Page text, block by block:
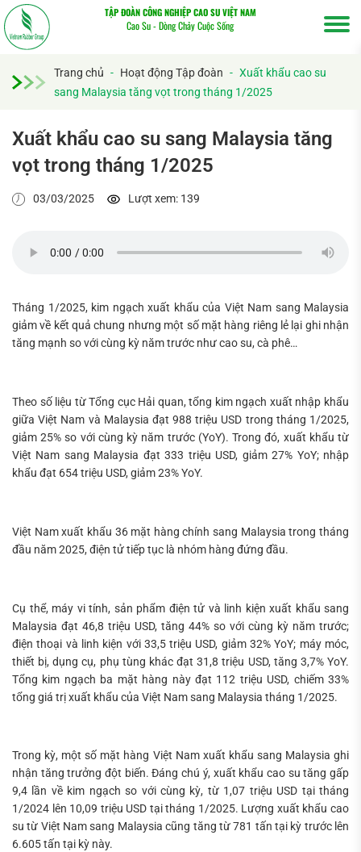
TẬP ĐOÀN CÔNG NGHIỆP CAO SU VIỆT NAM
Cao Su - Dòng Chảy Cuộc Sống
Trang chủ - Hoạt động Tập đoàn - Xuất khẩu cao su
sang Malaysia tăng vọt trong tháng 1/2025
Xuất khẩu cao su sang Malaysia tăng
vọt trong tháng 1/2025
03/03/2025 Lượt xem: 139
Tháng 1/2025, kim ngạch xuất khẩu của Việt Nam sang Malaysia
giảm về kết quả chung nhưng một số mặt hàng riêng lẻ lại ghi nhận
tăng mạnh so với cùng kỳ năm trước như cao su, cà phê…
Theo số liệu từ Tổng cục Hải quan, tổng kim ngạch xuất nhập khẩu
giữa Việt Nam và Malaysia đạt 988 triệu USD trong tháng 1/2025,
giảm 25% so với cùng kỳ năm trước (YoY). Trong đó, xuất khẩu từ
Việt Nam sang Malaysia đạt 333 triệu USD, giảm 27% YoY; nhập
khẩu đạt 654 triệu USD, giảm 23% YoY.
Việt Nam xuất khẩu 36 mặt hàng chính sang Malaysia trong tháng
đầu năm 2025, điện tử tiếp tục là nhóm hàng đứng đầu.
Cụ thể, máy vi tính, sản phẩm điện tử và linh kiện xuất khẩu sang
Malaysia đạt 46,8 triệu USD, tăng 44% so với cùng kỳ năm trước;
điện thoại và linh kiện với 33,5 triệu USD, giảm 32% YoY; máy móc,
thiết bị, dụng cụ, phụ tùng khác đạt 31,8 triệu USD, tăng 3,7% YoY.
Tổng kim ngạch ba mặt hàng này đạt 112 triệu USD, chiếm 33%
tổng giá trị xuất khẩu của Việt Nam sang Malaysia tháng 1/2025.
Trong kỳ, một số mặt hàng Việt Nam xuất khẩu sang Malaysia ghi
nhận tăng trưởng đột biến. Đáng chú ý, xuất khẩu cao su tăng gấp
9,4 lần về kim ngạch so với cùng kỳ, từ 1,07 triệu USD tại tháng
1/2024 lên 10,09 triệu USD tại tháng 1/2025. Lượng xuất khẩu cao
su từ Việt Nam sang Malaysia cũng tăng từ 781 tấn tại kỳ trước lên
6.605 tấn tại kỳ này.
Tìm
kiếm...